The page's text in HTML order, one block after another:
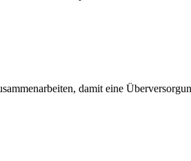
damit eine